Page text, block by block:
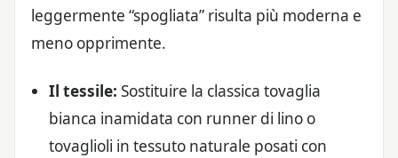
leggermente “spogliata” risulta più moderna e
meno opprimente.
Il tessile: Sostituire la classica tovaglia
bianca inamidata con runner di lino o
tovaglioli in tessuto naturale posati con